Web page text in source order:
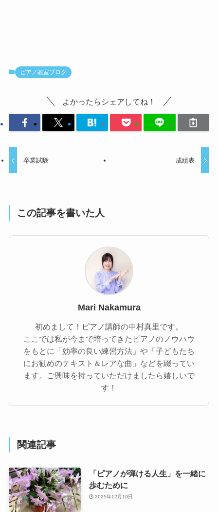
ピアノ教室ブログ
よかったらシェアしてね！
卒業試験 成績表
この記事を書いた人
Mari Nakamura
初めまして！ピアノ講師の中村真里です。
ここでは私が今まで培ってきたピアノのノウハウ
をもとに「効率の良い練習方法」や「子どもたち
にお勧めのテキスト＆レアな曲」などを綴ってい
ます。ご興味を持っていただけましたら嬉しいで
す！
関連記事
「ピアノが弾ける人生」を一緒に
歩むために
2025年12月19日